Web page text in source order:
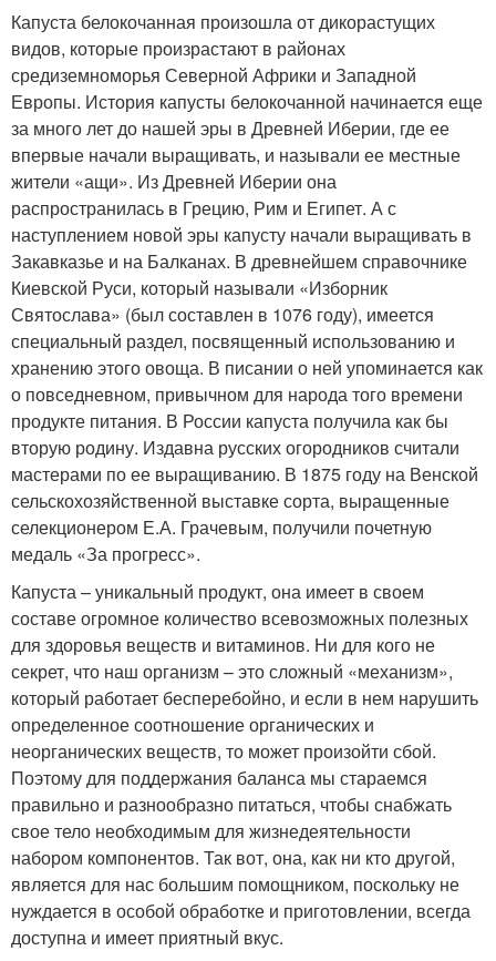
Капуста белокочанная произошла от дикорастущих
видов, которые произрастают в районах
средиземноморья Северной Африки и Западной
Европы. История капусты белокочанной начинается еще
за много лет до нашей эры в Древней Иберии, где ее
впервые начали выращивать, и называли ее местные
жители «ащи». Из Древней Иберии она
распространилась в Грецию, Рим и Египет. А с
наступлением новой эры капусту начали выращивать в
Закавказье и на Балканах. В древнейшем справочнике
Киевской Руси, который называли «Изборник
Святослава» (был составлен в 1076 году), имеется
специальный раздел, посвященный использованию и
хранению этого овоща. В писании о ней упоминается как
о повседневном, привычном для народа того времени
продукте питания. В России капуста получила как бы
вторую родину. Издавна русских огородников считали
мастерами по ее выращиванию. В 1875 году на Венской
сельскохозяйственной выставке сорта, выращенные
селекционером Е.А. Грачевым, получили почетную
медаль «За прогресс».
Капуста – уникальный продукт, она имеет в своем
составе огромное количество всевозможных полезных
для здоровья веществ и витаминов. Ни для кого не
секрет, что наш организм – это сложный «механизм»,
который работает бесперебойно, и если в нем нарушить
определенное соотношение органических и
неорганических веществ, то может произойти сбой.
Поэтому для поддержания баланса мы стараемся
правильно и разнообразно питаться, чтобы снабжать
свое тело необходимым для жизнедеятельности
набором компонентов. Так вот, она, как ни кто другой,
является для нас большим помощником, поскольку не
нуждается в особой обработке и приготовлении, всегда
доступна и имеет приятный вкус.